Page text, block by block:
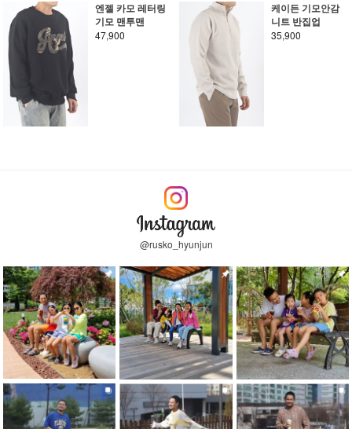
엔젤 카모 레터링
기모 맨투맨
47,900
케이든 기모안감
니트 반집업
35,900
@rusko_hyunjun